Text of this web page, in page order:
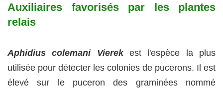
Auxiliaires favorisés par les plantes
relais
Aphidius colemani Vierekest l'espèce la plus
utilisée pour détecter les colonies de pucerons. Il est
élevé sur le puceron des graminées nommé